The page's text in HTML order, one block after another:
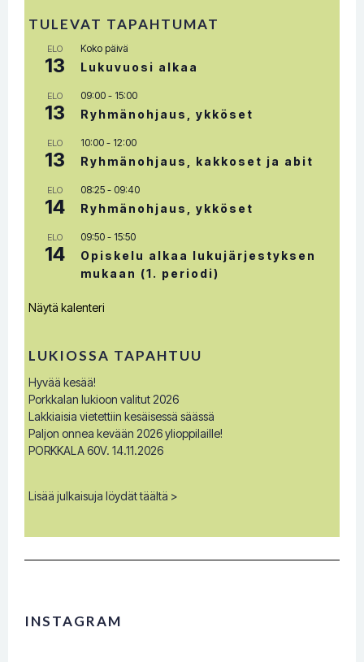
TULEVAT TAPAHTUMAT
ELO
13
Koko päivä
Lukuvuosi alkaa
ELO
13
09:00 - 15:00
Ryhmänohjaus, ykköset
ELO
13
10:00 - 12:00
Ryhmänohjaus, kakkoset ja abit
ELO
14
08:25 - 09:40
Ryhmänohjaus, ykköset
ELO
14
09:50 - 15:50
Opiskelu alkaa lukujärjestyksen
mukaan (1. periodi)
Näytä kalenteri
LUKIOSSA TAPAHTUU
Hyvää kesää!
Porkkalan lukioon valitut 2026
Lakkiaisia vietettiin kesäisessä säässä
Paljon onnea kevään 2026 ylioppilaille!
PORKKALA 60V. 14.11.2026
Lisää julkaisuja löydät täältä >
INSTAGRAM